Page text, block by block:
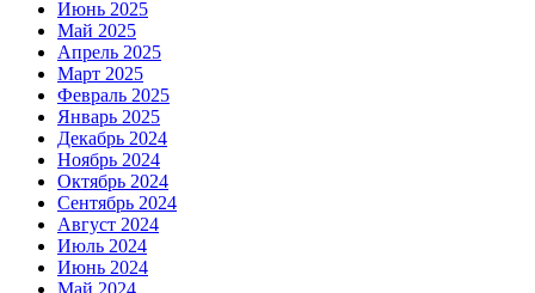
Июнь 2025
Май 2025
Апрель 2025
Март 2025
Февраль 2025
Январь 2025
Декабрь 2024
Ноябрь 2024
Октябрь 2024
Сентябрь 2024
Август 2024
Июль 2024
Июнь 2024
Май 2024